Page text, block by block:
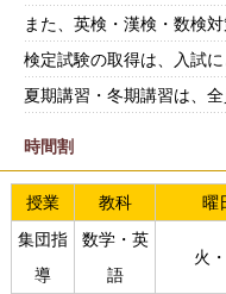
また、英検・漢検・数検
検定試験の取得は、入試に
夏期講習・冬期講習は、
時間割
授業 教科 曜
集団指
導
数学・英
語
火